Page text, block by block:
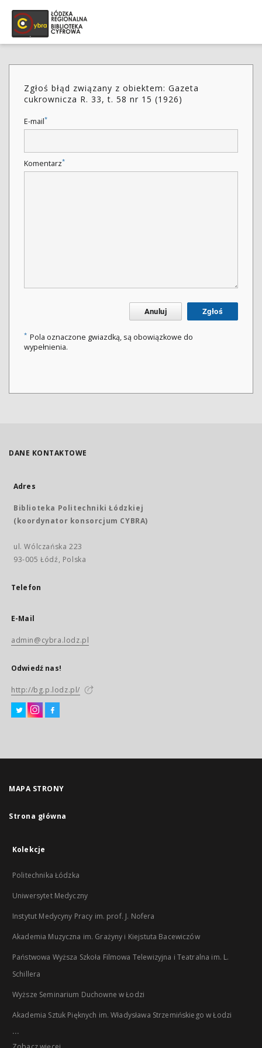
Zgłoś błąd związany z obiektem: Gazeta
cukrownicza R. 33, t. 58 nr 15 (1926)
E-mail*
Komentarz*
Anuluj Zgłoś
* Pola oznaczone gwiazdką, są obowiązkowe do
wypełnienia.
DANE KONTAKTOWE
Adres
Biblioteka Politechniki Łódzkiej
(koordynator konsorcjum CYBRA)
ul. Wólczańska 223
93-005 Łódź, Polska
Telefon
E-Mail
admin@cybra.lodz.pl
Odwiedź nas!
http://bg.p.lodz.pl/
MAPA STRONY
Strona główna
Kolekcje
Politechnika Łódzka
Uniwersytet Medyczny
Instytut Medycyny Pracy im. prof. J. Nofera
Akademia Muzyczna im. Grażyny i Kiejstuta Bacewiczów
Państwowa Wyższa Szkoła Filmowa Telewizyjna i Teatralna im. L.
Schillera
Wyższe Seminarium Duchowne w Łodzi
Akademia Sztuk Pięknych im. Władysława Strzemińskiego w Łodzi
...